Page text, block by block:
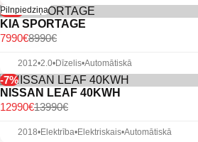
-11%
Pilnpiedziņa
KIA SPORTAGE
8990€
7990€
2012•2.0•Dīzelis•Automātiskā
-7%
NISSAN LEAF 40KWH
13990€
12990€
2018•Elektrība•Elektriskais•Automātiskā